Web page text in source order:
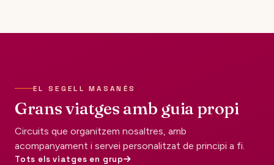
EL SEGELL MASANÉS
Grans viatges amb guia propi
Circuits que organitzem nosaltres, amb
acompanyament i servei personalitzat de principi a fi.
Tots els viatges en grup